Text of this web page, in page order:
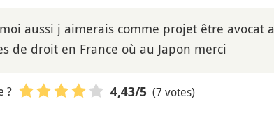
aussi j aimerais comme projet être avocat
de droit en France où au Japon merci
? 4,43/5 (7 votes)